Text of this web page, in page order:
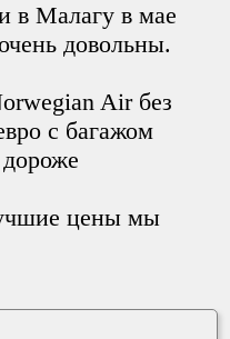
в Малагу в мае
довольны.
Air без
с багажом
цены мы